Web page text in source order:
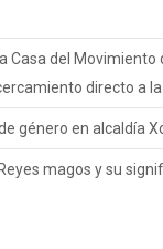
Casa del Movimiento
directo a
género en alcaldía
magos y su